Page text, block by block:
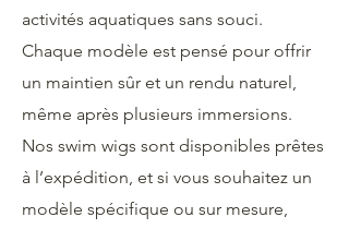
activités aquatiques sans souci.
Chaque modèle est pensé pour offrir
un maintien sûr et un rendu naturel,
même après plusieurs immersions.
Nos swim wigs sont disponibles prêtes
à l’expédition, et si vous souhaitez un
modèle spécifique ou sur mesure,